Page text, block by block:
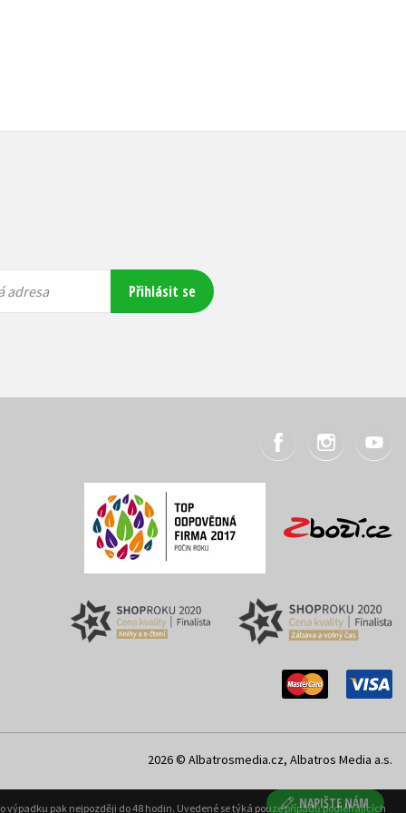
NAPIŠTE NÁM
adresa Přihlásit se
2026 © Albatrosmedia.cz, Albatros Media a.s.
pak nejpozději do 48 hodin. Uvedené se týká pouze případů podléhajících